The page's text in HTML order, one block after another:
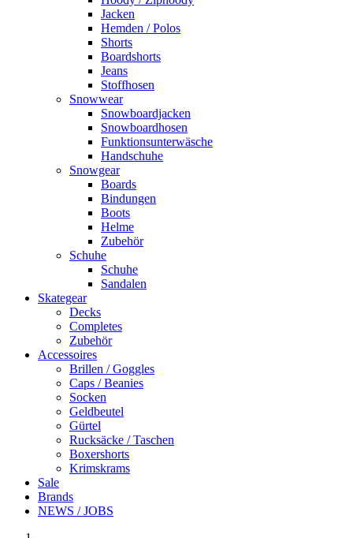
Jacken
Hemden / Polos
Shorts
Boardshorts
Jeans
Stoffhosen
Snowwear
Snowboardjacken
Snowboardhosen
Funktionsunterwäsche
Handschuhe
Snowgear
Boards
Bindungen
Boots
Helme
Zubehör
Schuhe
Schuhe
Sandalen
Skategear
Decks
Completes
Zubehör
Accessoires
Brillen / Goggles
Caps / Beanies
Socken
Geldbeutel
Gürtel
Rucksäcke / Taschen
Boxershorts
Krimskrams
Sale
Brands
NEWS / JOBS